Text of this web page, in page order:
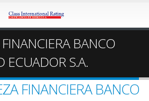
BANCO
ECUADOR S.A.
FINANCIERA BANCO